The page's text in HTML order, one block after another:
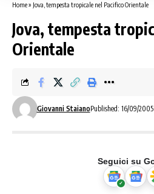
Home» Jova, tempesta tropicale nel Pacifico Orientale
Jova, tempesta
Orientale
Giovanni StaianoPublished: 16/09/2005
Seguici su